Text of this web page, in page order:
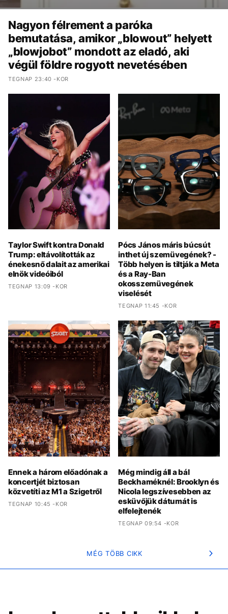
Nagyon félrement a paróka
bemutatása, amikor „blowout” helyett
„blowjobot” mondott az eladó, aki
végül földre rogyott nevetésében
TEGNAP 23:40 -KOR
Taylor Swift kontra Donald
Trump: eltávolították az
énekesnő dalait az amerikai
elnök videóiból
TEGNAP 13:09 -KOR
Pócs János máris búcsút
inthet új szemüvegének? -
Több helyen is tiltják a Meta
és a Ray-Ban
okosszemüvegének
viselését
TEGNAP 11:45 -KOR
Ennek a három előadónak a
koncertjét biztosan
közvetíti az M1 a Szigetről
TEGNAP 10:45 -KOR
Még mindig áll a bál
Beckhaméknél: Brooklyn és
Nicola legszívesebben az
esküvőjük dátumát is
elfelejtenék
TEGNAP 09:54 -KOR
MÉG TÖBB CIKK